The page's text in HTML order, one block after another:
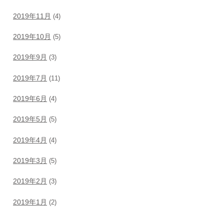
2019年11月 (4)
2019年10月 (5)
2019年9月 (3)
2019年7月 (11)
2019年6月 (4)
2019年5月 (5)
2019年4月 (4)
2019年3月 (5)
2019年2月 (3)
2019年1月 (2)